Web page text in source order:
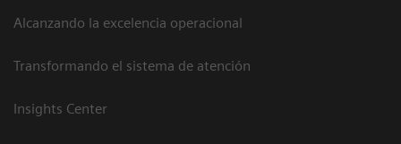
Alcanzando la excelencia operacional
Transformando el sistema de atención
Insights Center